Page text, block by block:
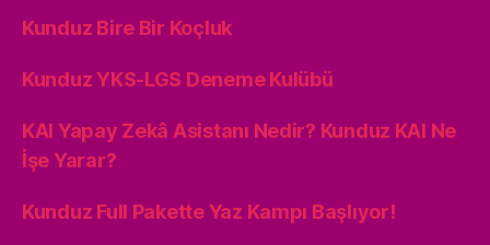
Kunduz Bire Bir Koçluk
Kunduz YKS-LGS Deneme Kulübü
KAI Yapay Zekâ Asistanı Nedir? Kunduz KAI Ne
İşe Yarar?
Kunduz Full Pakette Yaz Kampı Başlıyor!